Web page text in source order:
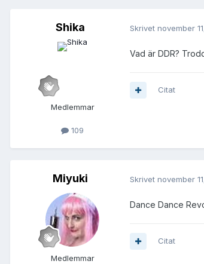
Shika
Medlemmar
109
Skrivet november
Vad är DDR?
Citat
Miyuki
Medlemmar
Skrivet november
Dance Dance
Citat